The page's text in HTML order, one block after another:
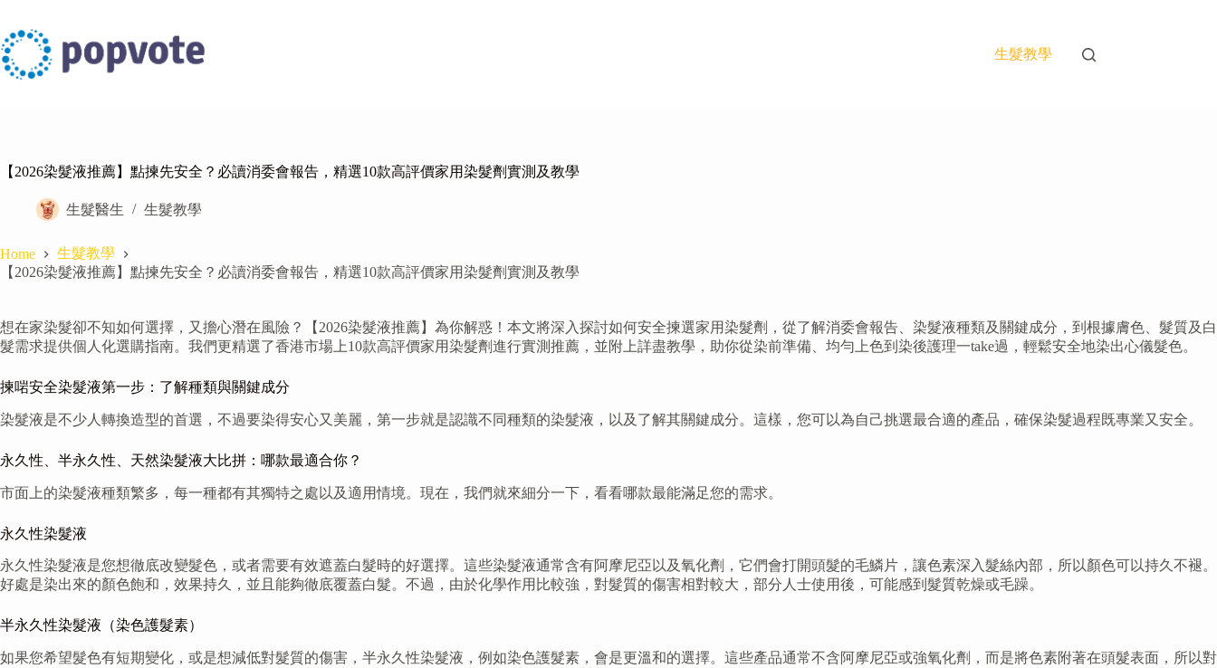
content
生髮教學
【2026染髮液推薦】點揀先安全？必讀消委會報告，精選10款高評價家用染髮劑實測及教學
生髮醫生 生髮教學
Home
生髮教學
【2026染髮液推薦】點揀先安全？必讀消委會報告，精選10款高評價家用染髮劑實測及教學
想在家染髮卻不知如何選擇，又擔心潛在風險？【2026染髮液推薦】為你解惑！本文將深入探討如何安全揀選家用染髮劑，從了解消委會報告、染髮液種類及關鍵成分，到根據膚色、髮質及白
髮需求提供個人化選購指南。我們更精選了香港市場上10款高評價家用染髮劑進行實測推薦，並附上詳盡教學，助你從染前準備、均勻上色到染後護理一take過，輕鬆安全地染出心儀髮色。
揀啱安全染髮液第一步：了解種類與關鍵成分
染髮液是不少人轉換造型的首選，不過要染得安心又美麗，第一步就是認識不同種類的染髮液，以及了解其關鍵成分。這樣，您可以為自己挑選最合適的產品，確保染髮過程既專業又安全。
永久性、半永久性、天然染髮液大比拼：哪款最適合你？
市面上的染髮液種類繁多，每一種都有其獨特之處以及適用情境。現在，我們就來細分一下，看看哪款最能滿足您的需求。
永久性染髮液
永久性染髮液是您想徹底改變髮色，或者需要有效遮蓋白髮時的好選擇。這些染髮液通常含有阿摩尼亞以及氧化劑，它們會打開頭髮的毛鱗片，讓色素深入髮絲內部，所以顏色可以持久不褪。
好處是染出來的顏色飽和，效果持久，並且能夠徹底覆蓋白髮。不過，由於化學作用比較強，對髮質的傷害相對較大，部分人士使用後，可能感到髮質乾燥或毛躁。
半永久性染髮液（染色護髮素）
如果您希望髮色有短期變化，或是想減低對髮質的傷害，半永久性染髮液，例如染色護髮素，會是更溫和的選擇。這些產品通常不含阿摩尼亞或強氧化劑，而是將色素附著在頭髮表面，所以對